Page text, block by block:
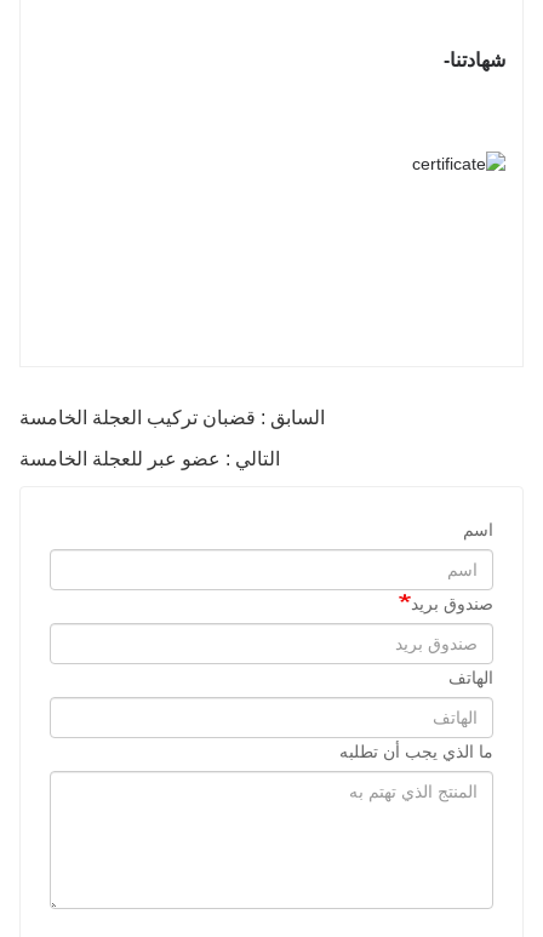
شهادتنا-
السابق : قضبان تركيب العجلة الخامسة
التالي : عضو عبر للعجلة الخامسة
اسم
صندوق بريد
الهاتف
ما الذي يجب أن تطلبه